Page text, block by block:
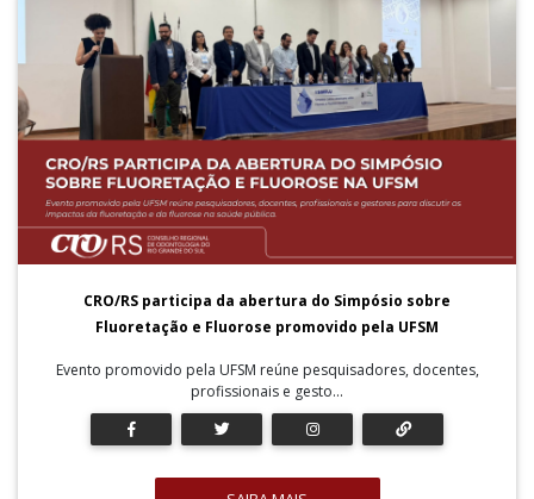
CRO/RS participa da abertura do Simpósio sobre
Fluoretação e Fluorose promovido pela UFSM
Evento promovido pela UFSM reúne pesquisadores, docentes,
profissionais e gesto...